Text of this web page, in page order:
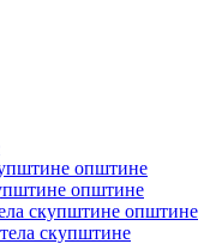
општине
општине
скупштине општине
скупштине